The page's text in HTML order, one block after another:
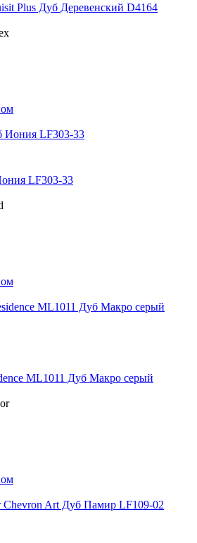
Plus Дуб Деревенский D4164
LF303-33
ML1011 Дуб Макро серый